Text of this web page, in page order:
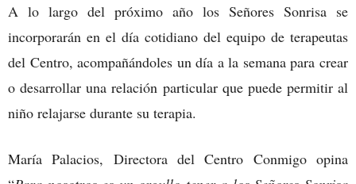
A lo largo del próximo año los Señores Sonrisa se
incorporarán en el día cotidiano del equipo de terapeutas
del Centro, acompañándoles un día a la semana para crear
o desarrollar una relación particular que puede permitir al
niño relajarse durante su terapia.
María Palacios, Directora del Centro Conmigo opina